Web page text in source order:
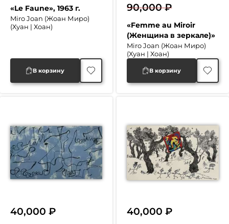
«Le Faune», 1963 г.
Miro Joan (Жоан Миро)
(Хуан | Хоан)
В корзину
«Femme au Miroir
(Женщина в зеркале)»
Miro Joan (Жоан Миро)
(Хуан | Хоан)
90,000₽
Первоначальная
цена
составляла
90,000 ₽.
Текущая
цена:
55,000 ₽.
В корзину
40,000 ₽ 40,000₽